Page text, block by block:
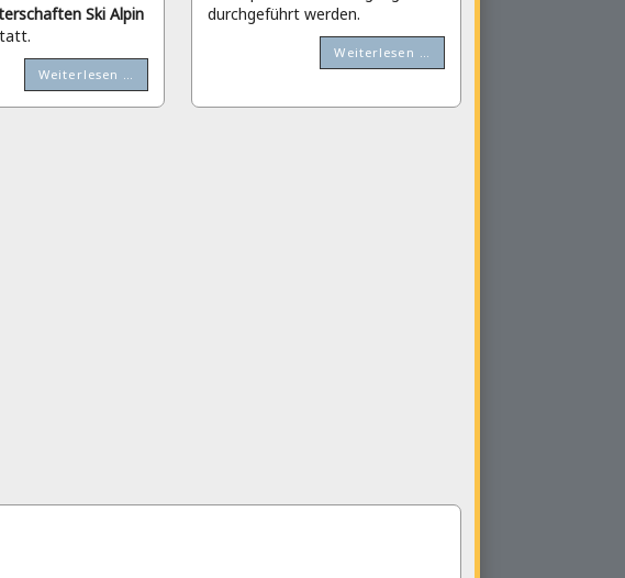
Ski Alpin
Weiterlesen …
durchgeführt werden.
Weiterlesen …